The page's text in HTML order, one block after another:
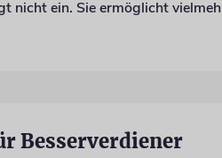
nicht ein. Sie ermöglicht
Besserverdiener